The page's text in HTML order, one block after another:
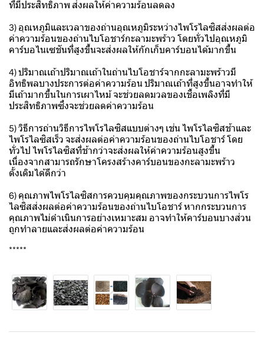
ที่มีประสิทธิภาพ ส่งผลให้ค่าความร้อนลดลง
3) อุณหภูมิและเวลาของถ่านอุณหภูมิระหว่างไพโรไลซิสส่งผลต่อ
ค่าความร้อนของถ่านไบโอชาร์กะลามะพร้าว โดยทั่วไปอุณหภูมิ
คาร์บอไนเซชันที่สูงขึ้นจะส่งผลให้กักเก็บคาร์บอนได้มากขึ้น
4) ปริมาณเถ้าปริมาณเถ้าในถ่านไบโอชาร์จากกะลามะพร้าวมี
อิทธิพลบางประการต่อค่าความร้อน ปริมาณเถ้าที่สูงขึ้นอาจทำให้
มีเถ้ามากขึ้นในการเผาไหม้ จะช่วยลดมวลของเชื้อเพลิงที่มี
ประสิทธิภาพซึ่งจะช่วยลดค่าความร้อน
5) วิธีการถ่านวิธีการไพโรไลซิสแบบต่างๆ เช่น ไพโรไลซิสช้าและ
ไพโรไลซิสเร็ว จะส่งผลต่อค่าความร้อนของถ่านไบโอชาร์ โดย
ทั่วไป ไพโรไลซิสที่ช้ากว่าจะส่งผลให้ค่าความร้อนสูงขึ้น
เนื่องจากสามารถรักษาโครงสร้างคาร์บอนของกะลามะพร้าว
ดั้งเดิมได้ดีกว่า
6) คุณภาพไพโรไลซิสการควบคุมคุณภาพของกระบวนการไพโร
ไลซิสส่งผลต่อค่าความร้อนของถ่านไบโอชาร์ หากกระบวนการ
คุณภาพไม่ดำเนินการอย่างเหมาะสม อาจทำให้คาร์บอนบางส่วน
ถูกทำลายและส่งผลต่อค่าความร้อน
*****